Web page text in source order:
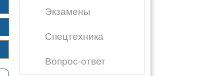
Экзамены
Спецтехника
Вопрос-ответ